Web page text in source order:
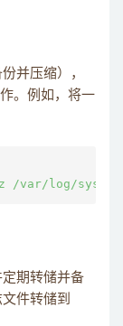
并压缩），
。例如，将一
期转储并备
件转储到